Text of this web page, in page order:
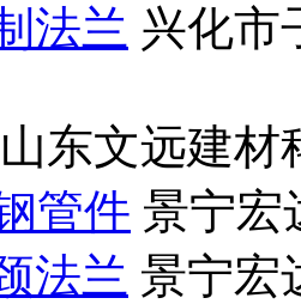
法兰 兴化市
山东文远建材
管件 景宁宏
法兰 景宁宏